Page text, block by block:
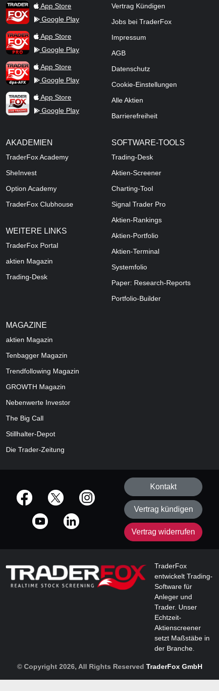
TraderFox AppApp Store
Google Play
TraderFox ProApp Store
Google Play
TraderFox dpa-AFX ProFeed
App Store
Google Play
TraderFox Live Trading
App Store
Google Play
Vertrag Kündigen
Jobs bei TraderFox
Impressum
AGB
Datenschutz
Cookie-Einstellungen
Alle Aktien
Barrierefreiheit
AKADEMIEN
TraderFox Academy
SheInvest
Option Academy
TraderFox Clubhouse
WEITERE LINKS
TraderFox Portal
aktien Magazin
Trading-Desk
SOFTWARE-TOOLS
Trading-Desk
Aktien-Screener
Charting-Tool
Signal Trader Pro
Aktien-Rankings
Aktien-Portfolio
Aktien-Terminal
Systemfolio
Paper: Research-Reports
Portfolio-Builder
MAGAZINE
aktien Magazin
Tenbagger Magazin
Trendfollowing Magazin
GROWTH Magazin
Nebenwerte Investor
The Big Call
Stillhalter-Depot
Die Trader-Zeitung
offizielle Social Media-Accounts
Kontakt
Vertrag kündigen
Vertrag widerrufen
TraderFox
entwickelt Trading-
Software für
Anleger und
Trader. Unser
Echtzeit-
Aktienscreener
setzt Maßstäbe in
der Branche.
© Copyright 2026, All Rights Reserved TraderFox GmbH